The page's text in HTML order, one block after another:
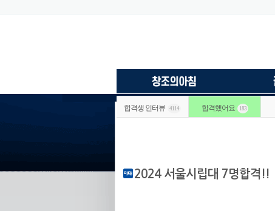
합격생 인터뷰 4114 합격했어요 183
2024 서울시립대 7명합격!!